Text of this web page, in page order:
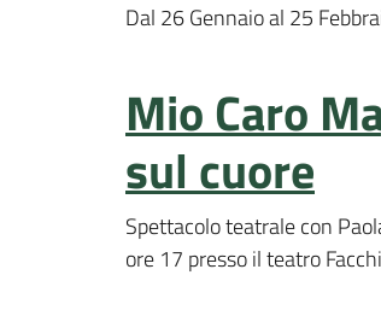
Dal 26 Gennaio al 25
Mio Caro
sul cuore
Spettacolo teatrale con
ore 17 presso il teatro